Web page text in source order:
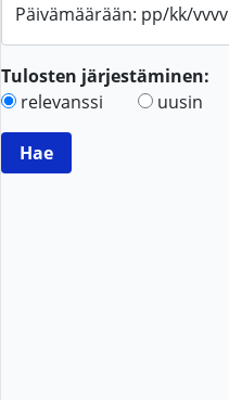
Päivämäärään: pp/kk/vvvv
Tulosten järjestäminen:
relevanssi
uusin